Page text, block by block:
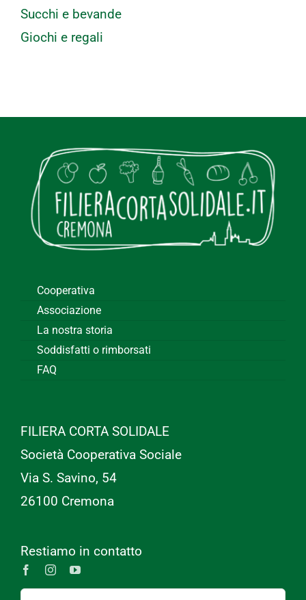
Succhi e bevande
Giochi e regali
Cooperativa
Associazione
La nostra storia
Soddisfatti o rimborsati
FAQ
FILIERA CORTA SOLIDALE
Società Cooperativa Sociale
Via S. Savino, 54
26100 Cremona
Restiamo in contatto